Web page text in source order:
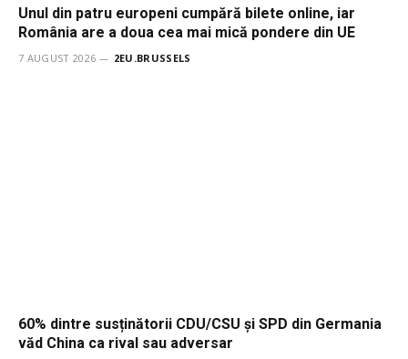
Unul din patru europeni cumpără bilete online, iar
România are a doua cea mai mică pondere din UE
7 AUGUST 2026 2EU.BRUSSELS
60% dintre susținătorii CDU/CSU și SPD din Germania
văd China ca rival sau adversar